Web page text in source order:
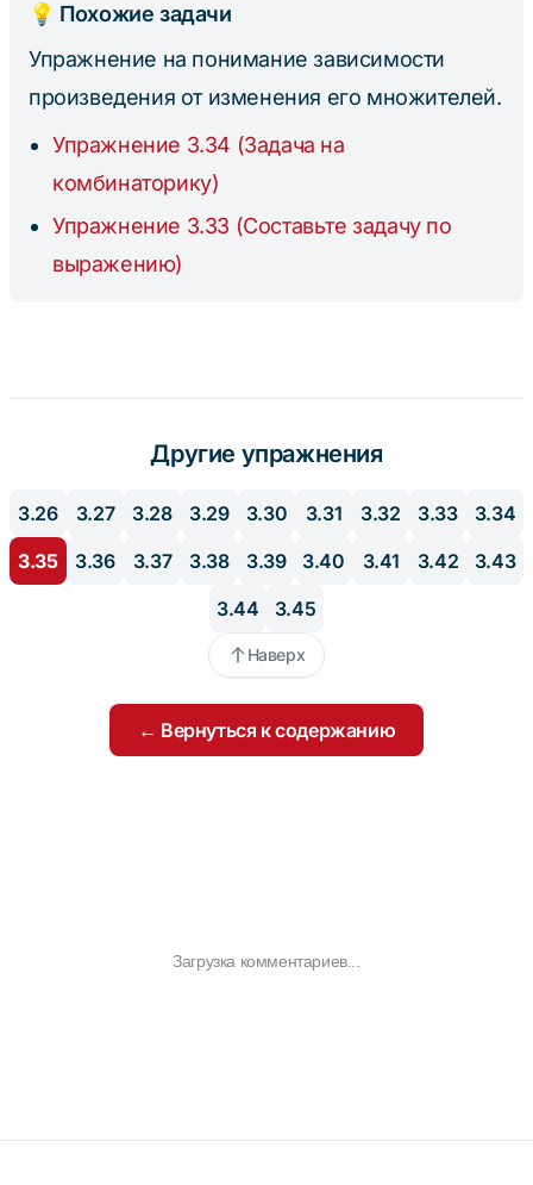
💡 Похожие задачи
Упражнение на понимание зависимости
произведения от изменения его множителей.
Упражнение 3.34 (Задача на
комбинаторику)
Упражнение 3.33 (Составьте задачу по
выражению)
Другие упражнения
3.26 3.27 3.28 3.29 3.30 3.31 3.32 3.33
3.34
3.35
3.36 3.37 3.38 3.39 3.40 3.41 3.42
3.43
3.44
3.45
Наверх
← Вернуться к содержанию
Загрузка комментариев...